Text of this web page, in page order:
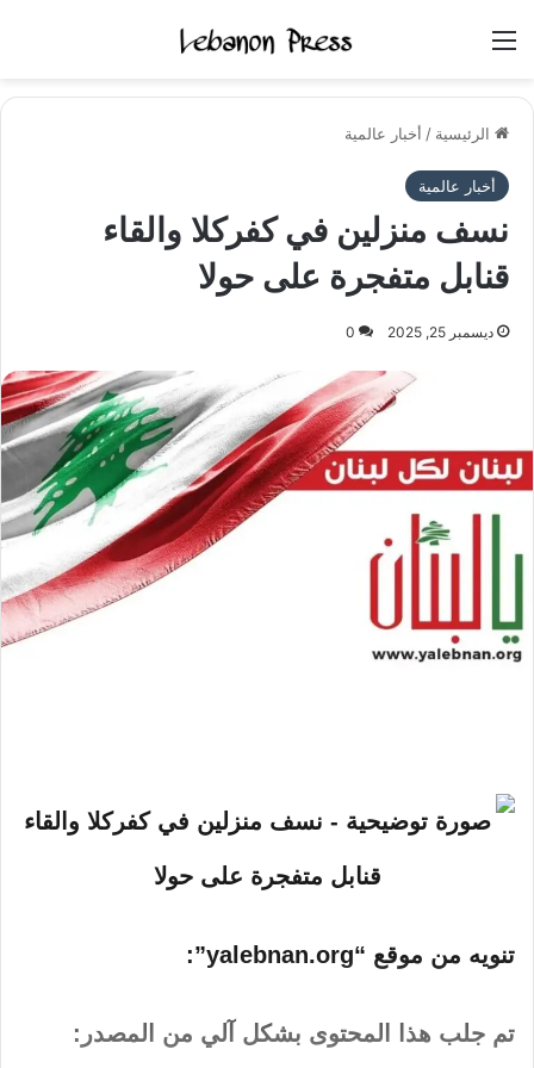
الرئيسية / أخبار عالمية
أخبار عالمية
نسف منزلين في كفركلا والقاء
قنابل متفجرة على حولا
ديسمبر 25, 2025 0
تنويه من موقع “yalebnan.org”:
تم جلب هذا المحتوى بشكل آلي من المصدر: